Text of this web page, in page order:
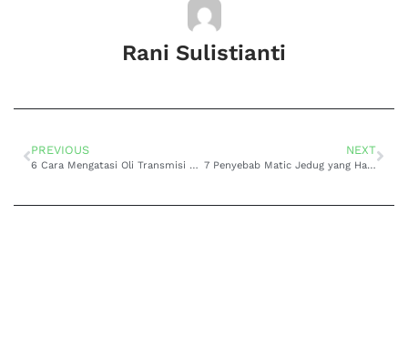
Rani Sulistianti
PREVIOUS
6 Cara Mengatasi Oli Transmisi Matic Bocor yang Ampuh
NEXT
7 Penyebab Matic Jedug yang Harus diwaspadai